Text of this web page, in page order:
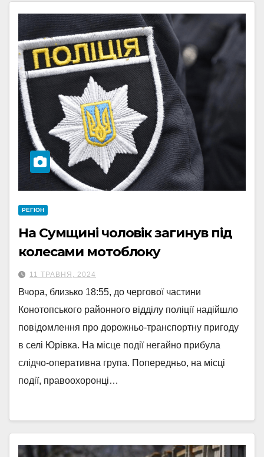
РЕГІОН
На Сумщині чоловік загинув під
колесами мотоблоку
11 ТРАВНЯ, 2024
Вчора, близько 18:55, до чергової частини
Конотопського районного відділу поліції надійшло
повідомлення про дорожньо-транспортну пригоду
в селі Юрівка. На місце події негайно прибула
слідчо-оперативна група. Попередньо, на місці
події, правоохоронці…